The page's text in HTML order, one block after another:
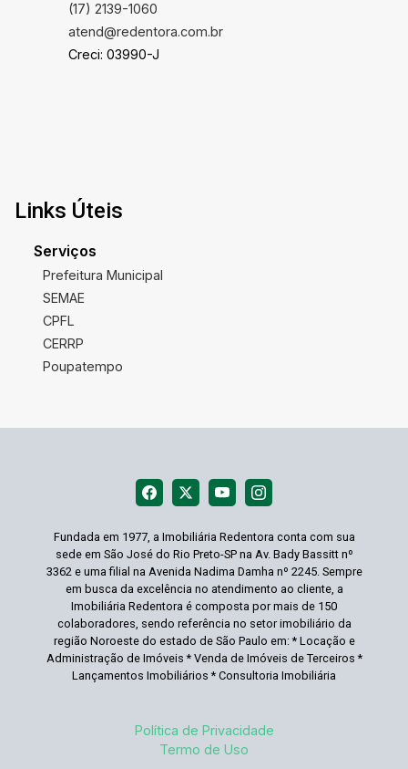
(17) 2139-1060
atend@redentora.com.br
Creci: 03990-J
Links Úteis
Serviços
Prefeitura Municipal
SEMAE
CPFL
CERRP
Poupatempo
Fundada em 1977, a Imobiliária Redentora conta com sua
sede em São José do Rio Preto-SP na Av. Bady Bassitt nº
3362 e uma filial na Avenida Nadima Damha nº 2245. Sempre
em busca da excelência no atendimento ao cliente, a
Imobiliária Redentora é composta por mais de 150
colaboradores, sendo referência no setor imobiliário da
região Noroeste do estado de São Paulo em: * Locação e
Administração de Imóveis * Venda de Imóveis de Terceiros *
Lançamentos Imobiliários * Consultoria Imobiliária
Política de Privacidade
Termo de Uso